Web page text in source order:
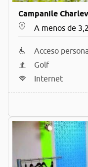
Campanile
A menos de
Acceso
Golf
Internet